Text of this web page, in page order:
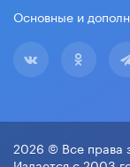
Основные и
2026 © Все права